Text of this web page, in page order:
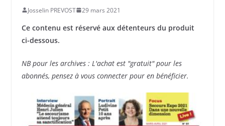
Josselin PREVOST 29 mars 2021
Ce contenu est réservé aux détenteurs du produit
ci-dessous.
NB pour les archives : L'achat est "gratuit" pour les
abonnés, pensez à vous connecter pour en bénéficier.